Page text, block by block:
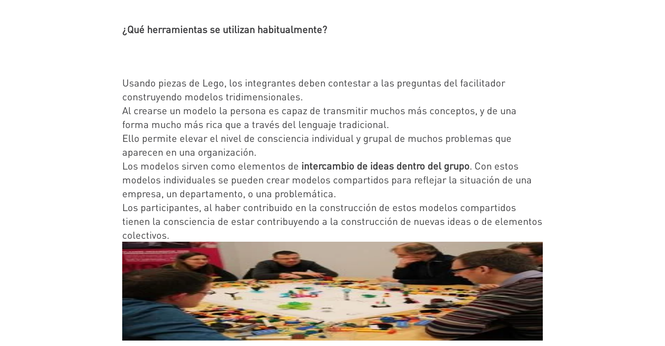
¿Qué herramientas se utilizan habitualmente?
Usando piezas de Lego, los integrantes deben contestar a las preguntas del facilitador
construyendo modelos tridimensionales.
Al crearse un modelo la persona es capaz de transmitir muchos más conceptos, y de una
forma mucho más rica que a través del lenguaje tradicional.
Ello permite elevar el nivel de consciencia individual y grupal de muchos problemas que
aparecen en una organización.
Los modelos sirven como elementos de intercambio de ideas dentro del grupo. Con estos
modelos individuales se pueden crear modelos compartidos para reflejar la situación de una
empresa, un departamento, o una problemática.
Los participantes, al haber contribuido en la construcción de estos modelos compartidos
tienen la consciencia de estar contribuyendo a la construcción de nuevas ideas o de elementos
colectivos.